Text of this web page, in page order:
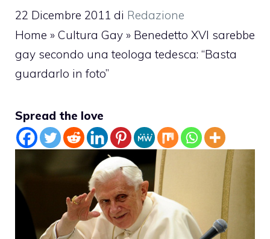
22 Dicembre 2011 di Redazione
Home » Cultura Gay » Benedetto XVI sarebbe
gay secondo una teologa tedesca: “Basta
guardarlo in foto”
Spread the love